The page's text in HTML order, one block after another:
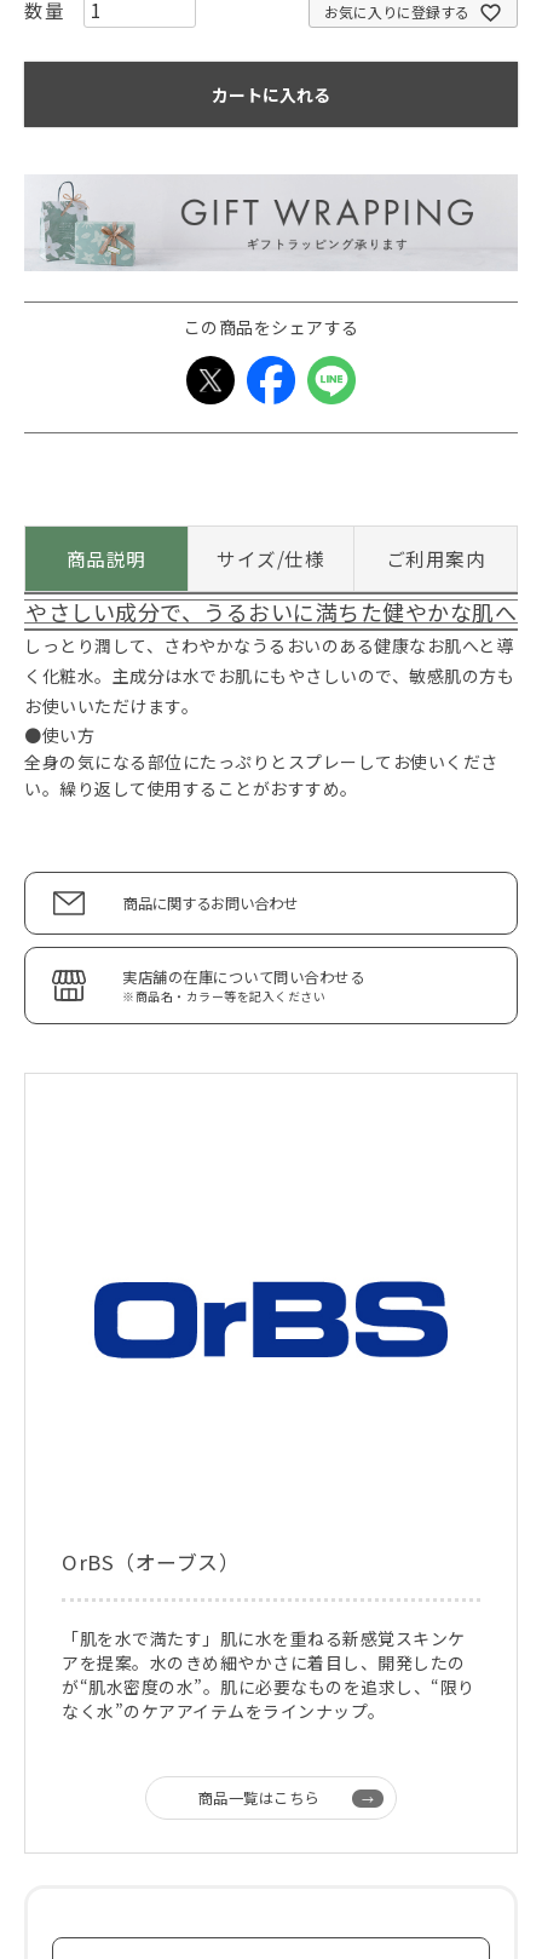
お気に入りに登録する
カートに入れる
この商品をシェアする
商品説明 サイズ/仕様 ご利用案内
やさしい成分で、うるおいに満ちた健やかな肌へ
しっとり潤して、さわやかなうるおいのある健康なお肌へと導
く化粧水。主成分は水でお肌にもやさしいので、敏感肌の方も
お使いいただけます。
●使い方
全身の気になる部位にたっぷりとスプレーしてお使いくださ
い。繰り返して使用することがおすすめ。
商品に関するお問い合わせ
実店舗の在庫について問い合わせる
※商品名・カラー等を記入ください
OrBS（オーブス）
「肌を水で満たす」肌に水を重ねる新感覚スキンケ
アを提案。水のきめ細やかさに着目し、開発したの
が“肌水密度の水”。肌に必要なものを追求し、“限り
なく水”のケアアイテムをラインナップ。
商品一覧はこちら